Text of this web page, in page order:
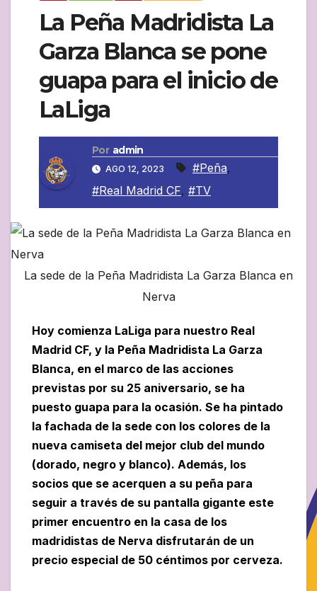
La Peña Madridista La
Garza Blanca se pone
guapa para el inicio de
LaLiga
Por admin
AGO 12, 2023 #Peña,
#Real Madrid CF, #TV
La sede de la Peña Madridista La Garza Blanca en
Nerva
Hoy comienza LaLiga para nuestro Real
Madrid CF, y la Peña Madridista La Garza
Blanca, en el marco de las acciones
previstas por su 25 aniversario, se ha
puesto guapa para la ocasión. Se ha pintado
la fachada de la sede con los colores de la
nueva camiseta del mejor club del mundo
(dorado, negro y blanco). Además, los
socios que se acerquen a su peña para
seguir a través de su pantalla gigante este
primer encuentro en la casa de los
madridistas de Nerva disfrutarán de un
precio especial de 50 céntimos por cerveza.